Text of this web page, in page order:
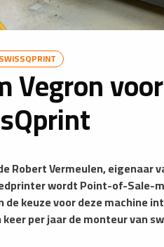
Vegron
Robert Vermeulen, eigenaar
wordt Point-of-Sale-
de keuze voor deze machine
keer per jaar de monteur van